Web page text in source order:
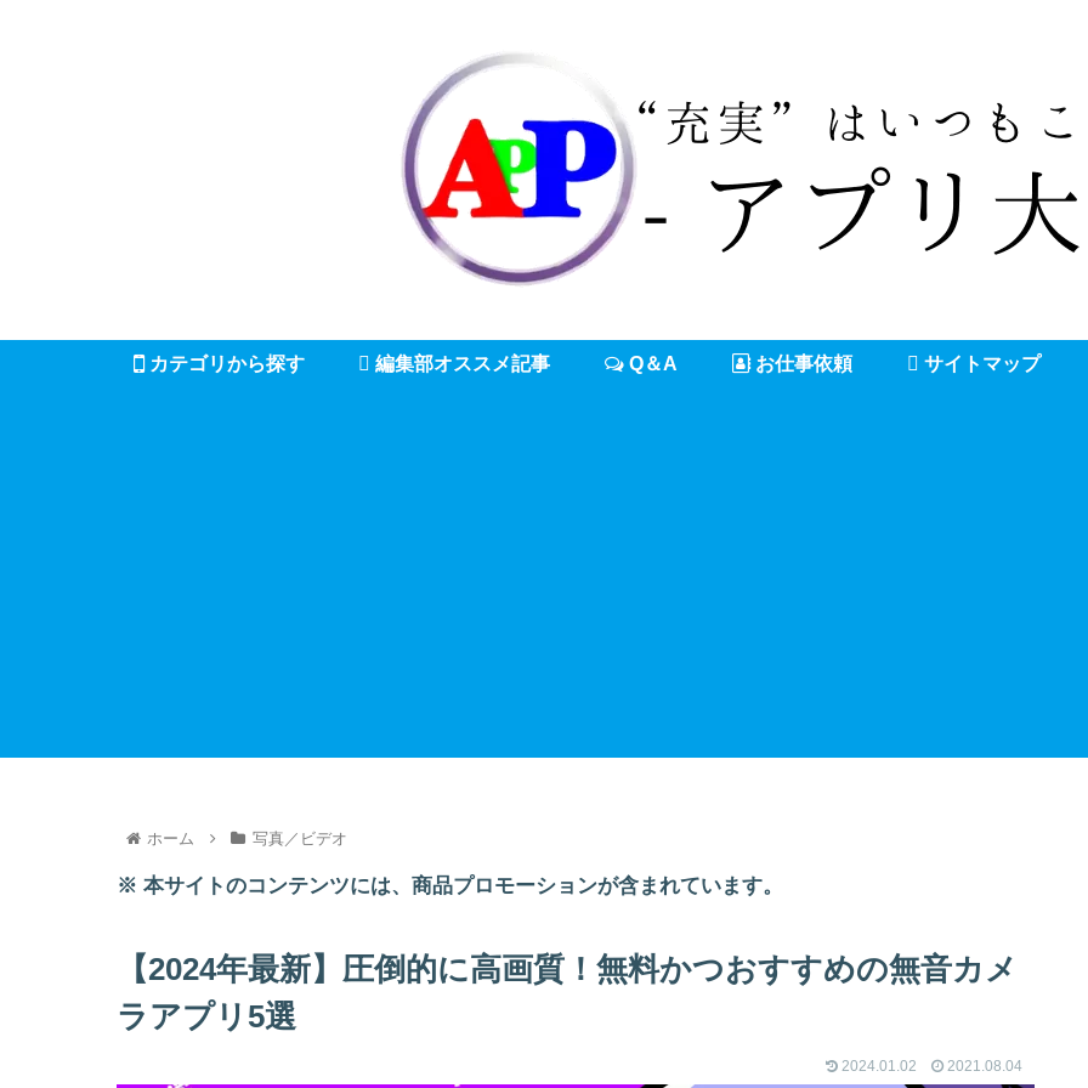
カテゴリから探す 編集部オススメ記事 Q＆A お仕事依頼 サイトマップ
ホーム 写真／ビデオ
※ 本サイトのコンテンツには、商品プロモーションが含まれています。
【2024年最新】圧倒的に高画質！無料かつおすすめの無音カメ
ラアプリ5選
2024.01.02 2021.08.04